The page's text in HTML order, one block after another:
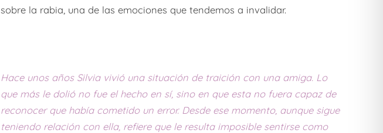
sobre la rabia, una de las emociones que tendemos a invalidar.
Hace unos años Silvia vivió una situación de traición con una amiga. Lo
que más le dolió no fue el hecho en sí, sino en que esta no fuera capaz de
reconocer que había cometido un error. Desde ese momento, aunque sigue
teniendo relación con ella, refiere que le resulta imposible sentirse como